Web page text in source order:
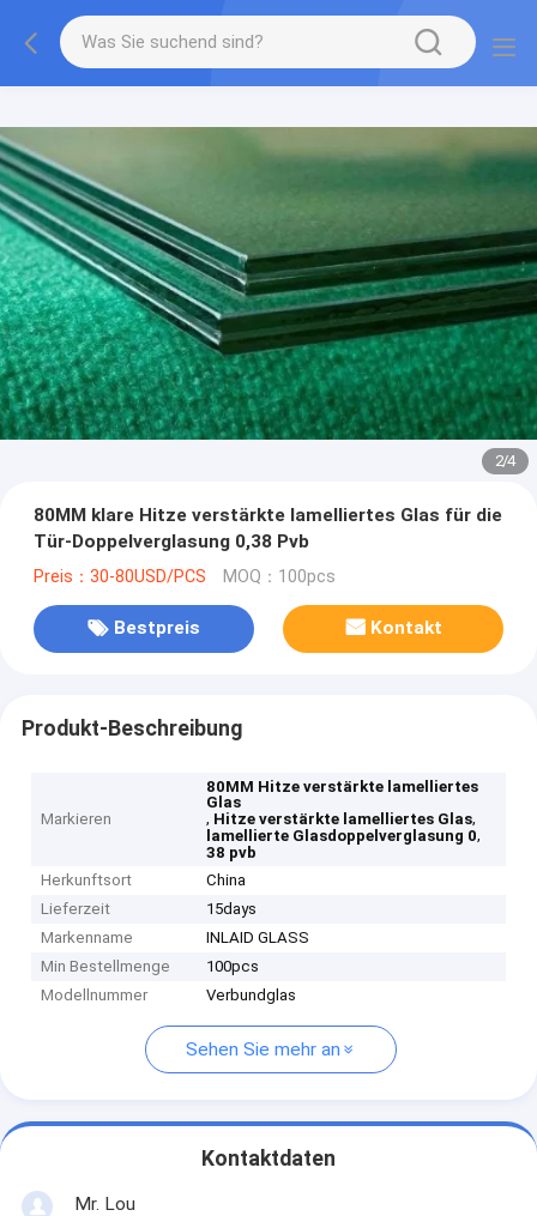
2/4
80MM klare Hitze verstärkte lamelliertes Glas für die
Tür-Doppelverglasung 0,38 Pvb
Preis：30-80USD/PCS MOQ：100pcs
Bestpreis Kontakt
Produkt-Beschreibung
Markieren
80MM Hitze verstärkte lamelliertes
Glas
, Hitze verstärkte lamelliertes Glas,
lamellierte Glasdoppelverglasung 0,
38 pvb
Herkunftsort
China
Lieferzeit
15days
Markenname
INLAID GLASS
Min Bestellmenge
100pcs
Modellnummer
Verbundglas
Sehen Sie mehr an
Kontaktdaten
Mr. Lou